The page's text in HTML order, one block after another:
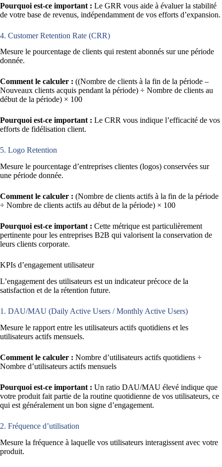
Pourquoi est-ce important : Le GRR vous aide à évaluer la stabilité
de votre base de revenus, indépendamment de vos efforts d’expansion.
4. Customer Retention Rate (CRR)
Mesure le pourcentage de clients qui restent abonnés sur une période
donnée.
Comment le calculer : ((Nombre de clients à la fin de la période –
Nouveaux clients acquis pendant la période) ÷ Nombre de clients au
début de la période) × 100
Pourquoi est-ce important : Le CRR vous indique l’efficacité de vos
efforts de fidélisation client.
5. Logo Retention
Mesure le pourcentage d’entreprises clientes (logos) conservées sur
une période donnée.
Comment le calculer : (Nombre de clients actifs à la fin de la période
÷ Nombre de clients actifs au début de la période) × 100
Pourquoi est-ce important : Cette métrique est particulièrement
pertinente pour les entreprises B2B qui valorisent la conservation de
leurs clients corporate.
KPIs d’engagement utilisateur
L’engagement des utilisateurs est un indicateur précoce de la
satisfaction et de la rétention future.
1. DAU/MAU (Daily Active Users / Monthly Active Users)
Mesure le rapport entre les utilisateurs actifs quotidiens et les
utilisateurs actifs mensuels.
Comment le calculer : Nombre d’utilisateurs actifs quotidiens ÷
Nombre d’utilisateurs actifs mensuels
Pourquoi est-ce important : Un ratio DAU/MAU élevé indique que
votre produit fait partie de la routine quotidienne de vos utilisateurs, ce
qui est généralement un bon signe d’engagement.
2. Fréquence d’utilisation
Mesure la fréquence à laquelle vos utilisateurs interagissent avec votre
produit.